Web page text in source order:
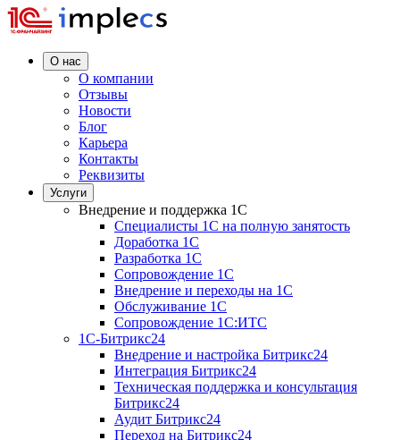
О нас
О компании
Отзывы
Новости
Блог
Карьера
Контакты
Реквизиты
Услуги
Внедрение и поддержка 1C
Специалисты 1C на полную занятость
Доработка 1C
Разработка 1C
Сопровождение 1C
Внедрение и переходы на 1C
Обслуживание 1C
Сопровождение 1C:ИТС
1С-Битрикс24
Внедрение и настройка Битрикс24
Интеграция Битрикс24
Техническая поддержка и консультация
Битрикс24
Аудит Битрикс24
Переход на Битрикс24